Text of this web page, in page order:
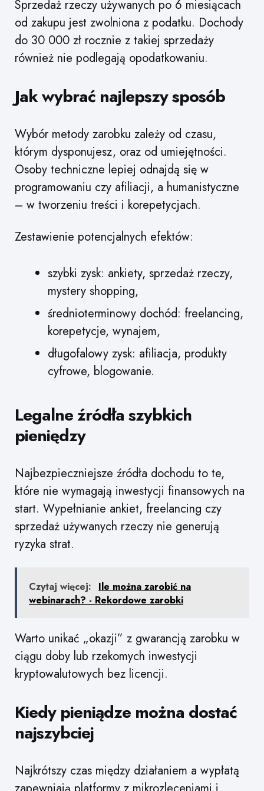
Sprzedaż rzeczy używanych po 6 miesiącach
od zakupu jest zwolniona z podatku. Dochody
do 30 000 zł rocznie z takiej sprzedaży
również nie podlegają opodatkowaniu.
Jak wybrać najlepszy sposób
Wybór metody zarobku zależy od czasu,
którym dysponujesz, oraz od umiejętności.
Osoby techniczne lepiej odnajdą się w
programowaniu czy afiliacji, a humanistyczne
– w tworzeniu treści i korepetycjach.
Zestawienie potencjalnych efektów:
szybki zysk: ankiety, sprzedaż rzeczy,
mystery shopping,
średnioterminowy dochód: freelancing,
korepetycje, wynajem,
długofalowy zysk: afiliacja, produkty
cyfrowe, blogowanie.
Legalne źródła szybkich
pieniędzy
Najbezpieczniejsze źródła dochodu to te,
które nie wymagają inwestycji finansowych na
start. Wypełnianie ankiet, freelancing czy
sprzedaż używanych rzeczy nie generują
ryzyka strat.
Czytaj więcej:
Ile można zarobić na
webinarach? - Rekordowe zarobki
Warto unikać „okazji” z gwarancją zarobku w
ciągu doby lub rzekomych inwestycji
kryptowalutowych bez licencji.
Kiedy pieniądze można dostać
najszybciej
Najkrótszy czas między działaniem a wypłatą